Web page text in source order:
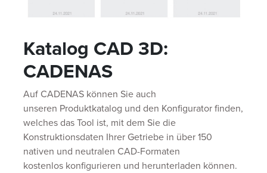
Katalog CAD 3D:
CADENAS
Auf CADENAS können Sie auch
unseren Produktkatalog und den Konfigurator finden,
welches das Tool ist, mit dem Sie die
Konstruktionsdaten Ihrer Getriebe in über 150
nativen und neutralen CAD-Formaten
kostenlos konfigurieren und herunterladen können.